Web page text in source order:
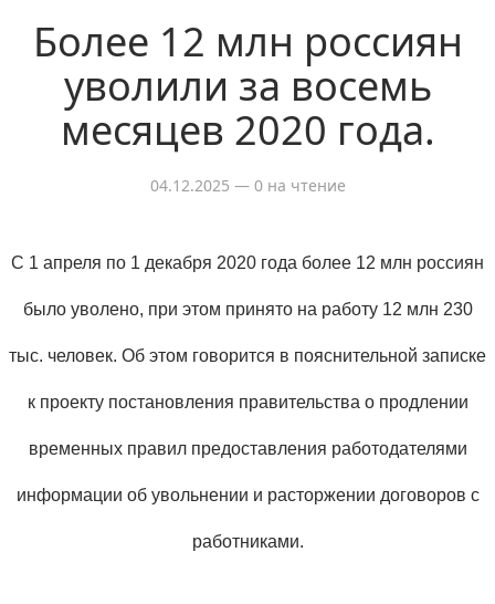
Более 12 млн россиян
уволили за восемь
месяцев 2020 года.
04.12.2025 — 0 на чтение
С 1 апреля по 1 декабря 2020 года более 12 млн россиян
было уволено, при этом принято на работу 12 млн 230
тыс. человек. Об этом говорится в пояснительной записке
к проекту постановления правительства о продлении
временных правил предоставления работодателями
информации об увольнении и расторжении договоров с
работниками.